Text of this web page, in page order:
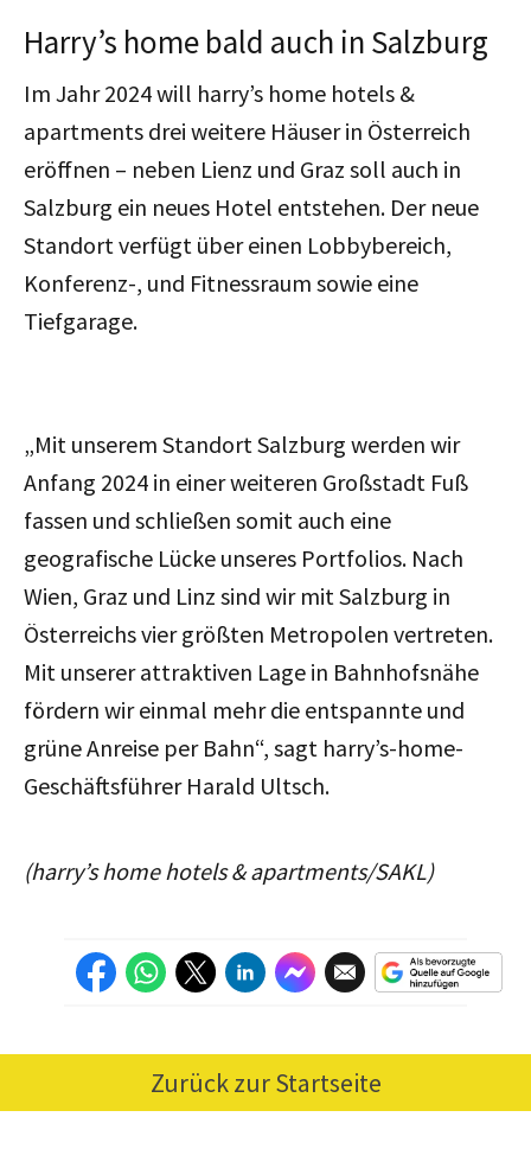
Harry’s home bald auch in Salzburg
Im Jahr 2024 will harry’s home hotels &
apartments drei weitere Häuser in Österreich
eröffnen – neben Lienz und Graz soll auch in
Salzburg ein neues Hotel entstehen. Der neue
Standort verfügt über einen Lobbybereich,
Konferenz-, und Fitnessraum sowie eine
Tiefgarage.
„Mit unserem Standort Salzburg werden wir
Anfang 2024 in einer weiteren Großstadt Fuß
fassen und schließen somit auch eine
geografische Lücke unseres Portfolios. Nach
Wien, Graz und Linz sind wir mit Salzburg in
Österreichs vier größten Metropolen vertreten.
Mit unserer attraktiven Lage in Bahnhofsnähe
fördern wir einmal mehr die entspannte und
grüne Anreise per Bahn“, sagt harry’s-home-
Geschäftsführer Harald Ultsch.
(harry’s home hotels & apartments/SAKL)
Zurück zur Startseite